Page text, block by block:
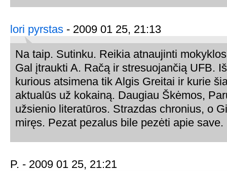
lori pyrstas - 2009 01 25, 21:13
Na taip. Sutinku. Reikia atnaujinti
Gal įtraukti A. Račą ir stresuojančią UFB.
kurious atsimena tik Algis Greitai ir kurie
aktualūs už kokainą. Daugiau Škėmos,
užsienio literatūros. Strazdas chronius, o
miręs. Pezat pezalus bile pezėti apie save.
P. - 2009 01 25, 21:21